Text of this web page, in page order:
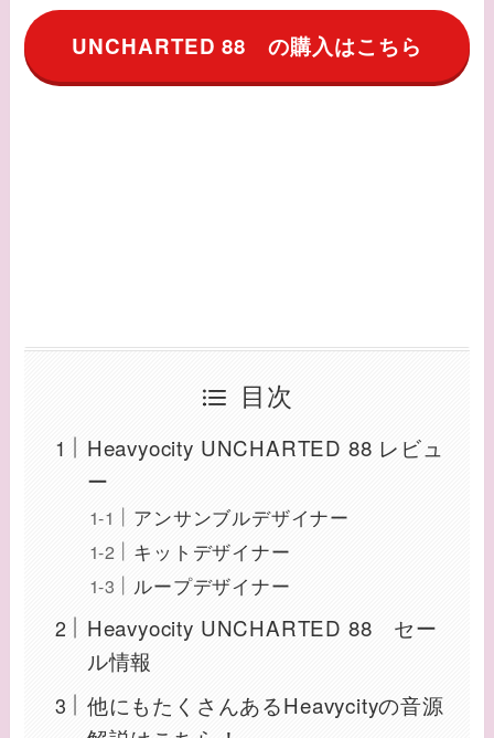
UNCHARTED 88 の購入はこちら
目次
Heavyocity UNCHARTED 88 レビュ
ー
アンサンブルデザイナー
キットデザイナー
ループデザイナー
Heavyocity UNCHARTED 88 セー
ル情報
他にもたくさんあるHeavycityの音源